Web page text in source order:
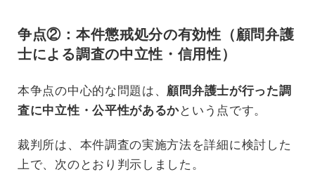
争点②：本件懲戒処分の有効性（顧問弁護
士による調査の中立性・信用性）
本争点の中心的な問題は、 顧問弁護士が行った調
査に中立性・公平性があるかという点です。
裁判所は、本件調査の実施方法を詳細に検討した
上で、次のとおり判示しました。